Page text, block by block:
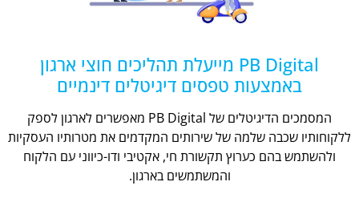
PB Digital מייעלת תהליכים חוצי ארגון
באמצעות טפסים דיגיטלים דינמיים
המסמכים הדיגיטלים של PB Digital מאפשרים לארגון לספק
ללקוחותיו שכבה שלמה של שירותים המקדמים את מטרותיו העסקיות
ולהשתמש בהם כערוץ תקשורת חי, אקטיבי ודו-כיווני עם הלקוח
והמשתמשים בארגון.